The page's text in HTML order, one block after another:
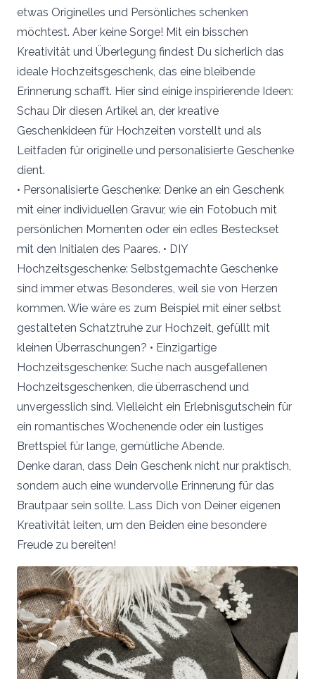
etwas Originelles und Persönliches schenken
möchtest. Aber keine Sorge! Mit ein bisschen
Kreativität und Überlegung findest Du sicherlich das
ideale Hochzeitsgeschenk, das eine bleibende
Erinnerung schafft. Hier sind einige inspirierende Ideen:
Schau Dir diesen Artikel an, der kreative
Geschenkideen für Hochzeiten vorstellt und als
Leitfaden für originelle und personalisierte Geschenke
dient.
• Personalisierte Geschenke: Denke an ein Geschenk
mit einer individuellen Gravur, wie ein Fotobuch mit
persönlichen Momenten oder ein edles Besteckset
mit den Initialen des Paares. • DIY
Hochzeitsgeschenke: Selbstgemachte Geschenke
sind immer etwas Besonderes, weil sie von Herzen
kommen. Wie wäre es zum Beispiel mit einer selbst
gestalteten Schatztruhe zur Hochzeit, gefüllt mit
kleinen Überraschungen? • Einzigartige
Hochzeitsgeschenke: Suche nach ausgefallenen
Hochzeitsgeschenken, die überraschend und
unvergesslich sind. Vielleicht ein Erlebnisgutschein für
ein romantisches Wochenende oder ein lustiges
Brettspiel für lange, gemütliche Abende.
Denke daran, dass Dein Geschenk nicht nur praktisch,
sondern auch eine wundervolle Erinnerung für das
Brautpaar sein sollte. Lass Dich von Deiner eigenen
Kreativität leiten, um den Beiden eine besondere
Freude zu bereiten!